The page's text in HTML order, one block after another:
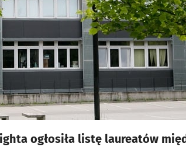
ogłosiła listę laureatów